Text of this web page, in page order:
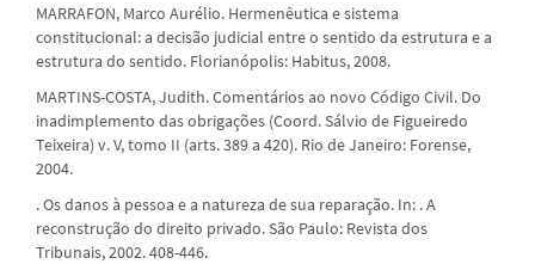
MARRAFON, Marco Aurélio. Hermenêutica e sistema
constitucional: a decisão judicial entre o sentido da estrutura e a
estrutura do sentido. Florianópolis: Habitus, 2008.
MARTINS-COSTA, Judith. Comentários ao novo Código Civil. Do
inadimplemento das obrigações (Coord. Sálvio de Figueiredo
Teixeira) v. V, tomo II (arts. 389 a 420). Rio de Janeiro: Forense,
2004.
. Os danos à pessoa e a natureza de sua reparação. In: . A
reconstrução do direito privado. São Paulo: Revista dos
Tribunais, 2002. 408-446.